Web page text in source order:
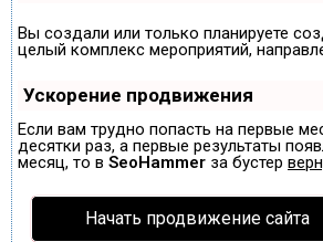
Вы создали или только планируете
целый комплекс мероприятий,
Ускорение продвижения
Если вам трудно попасть на первые
десятки раз, а первые результаты
месяц, то в SeoHammer за бустер
Начать продвижение сайта